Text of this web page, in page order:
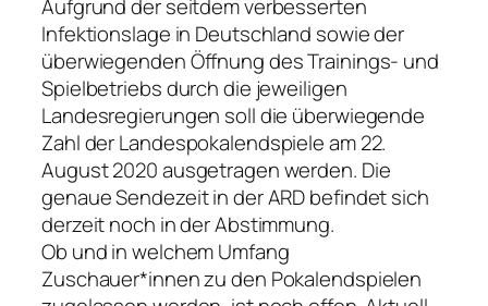
Aufgrund der seitdem verbesserten
Infektionslage in Deutschland sowie der
überwiegenden Öffnung des Trainings- und
Spielbetriebs durch die jeweiligen
Landesregierungen soll die überwiegende
Zahl der Landespokalendspiele am 22.
August 2020 ausgetragen werden. Die
genaue Sendezeit in der ARD befindet sich
derzeit noch in der Abstimmung.
Ob und in welchem Umfang
Zuschauer*innen zu den Pokalendspielen